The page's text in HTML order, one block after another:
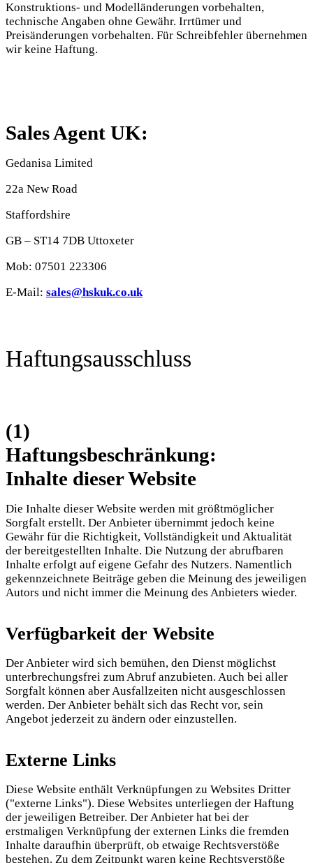
Konstruktions- und Modelländerungen vorbehalten,
technische Angaben ohne Gewähr. Irrtümer und
Preisänderungen vorbehalten. Für Schreibfehler übernehmen
wir keine Haftung.
Sales Agent UK:
Gedanisa Limited
22a New Road
Staffordshire
GB – ST14 7DB Uttoxeter
Mob: 07501 223306
E-Mail: sales@hskuk.co.uk
Haftungsausschluss
(1)
Haftungsbeschränkung:
Inhalte dieser Website
Die Inhalte dieser Website werden mit größtmöglicher
Sorgfalt erstellt. Der Anbieter übernimmt jedoch keine
Gewähr für die Richtigkeit, Vollständigkeit und Aktualität
der bereitgestellten Inhalte. Die Nutzung der abrufbaren
Inhalte erfolgt auf eigene Gefahr des Nutzers. Namentlich
gekennzeichnete Beiträge geben die Meinung des jeweiligen
Autors und nicht immer die Meinung des Anbieters wieder.
Verfügbarkeit der Website
Der Anbieter wird sich bemühen, den Dienst möglichst
unterbrechungsfrei zum Abruf anzubieten. Auch bei aller
Sorgfalt können aber Ausfallzeiten nicht ausgeschlossen
werden. Der Anbieter behält sich das Recht vor, sein
Angebot jederzeit zu ändern oder einzustellen.
Externe Links
Diese Website enthält Verknüpfungen zu Websites Dritter
("externe Links"). Diese Websites unterliegen der Haftung
der jeweiligen Betreiber. Der Anbieter hat bei der
erstmaligen Verknüpfung der externen Links die fremden
Inhalte daraufhin überprüft, ob etwaige Rechtsverstöße
bestehen. Zu dem Zeitpunkt waren keine Rechtsverstöße